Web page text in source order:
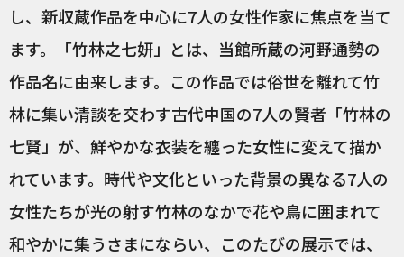
し、新収蔵作品を中心に7人の女性作家に焦点を当て
ます。「竹林之七妍」とは、当館所蔵の河野通勢の
作品名に由来します。この作品では俗世を離れて竹
林に集い清談を交わす古代中国の7人の賢者「竹林の
七賢」が、鮮やかな衣装を纏った女性に変えて描か
れています。時代や文化といった背景の異なる7人の
女性たちが光の射す竹林のなかで花や鳥に囲まれて
和やかに集うさまにならい、このたびの展示では、